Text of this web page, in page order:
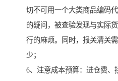
切不可用一个大类商品编码
的疑问，被查验发现与实际
行的麻烦。同时，报关清关
少；
6、注意成本预算：进仓费、